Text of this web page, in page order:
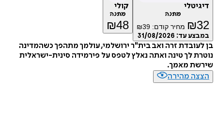
דיגיטלי
מתנה
₪32 מחיר קודם: ₪39
במבצע עד: 31/08/2026
קולי
מתנה
₪48
בן לעובדת זרה ואב בית"ר ירושלמי, עולמך מתהפך כשהמדינה
נוטרת לך טינה ואתה נאלץ לטפס על פירמידה סינית-ישראלית
שירשת מאמך.
הצצה מהירה